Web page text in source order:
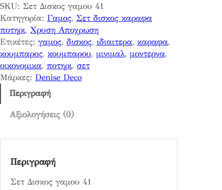
σ
κ
ο
ς
γ
α
μ
υ
π
SKU: Σετ Δισκος γαμου 41
Κατηγορία: Γαμος, Σετ δισκος καραφα
ποτηρι, Χρυση Αποχρωση
Ετικέτες: γαμος, δισκος, ιδιαιτερα, καραφα
κουμπαρος, κουμπαρου, μινιμαλ, μοντερνα
οικονομικα, ποτηρι, σετ
Μάρκες: Denise Deco
Περιγραφή
Αξιολογήσεις (0)
Περιγραφή
Σετ Δισκος γαμου 41